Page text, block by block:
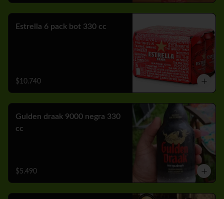
Estrella 6 pack bot 330 cc
$10.740
Gulden draak 9000 negra 330
cc
$5.490